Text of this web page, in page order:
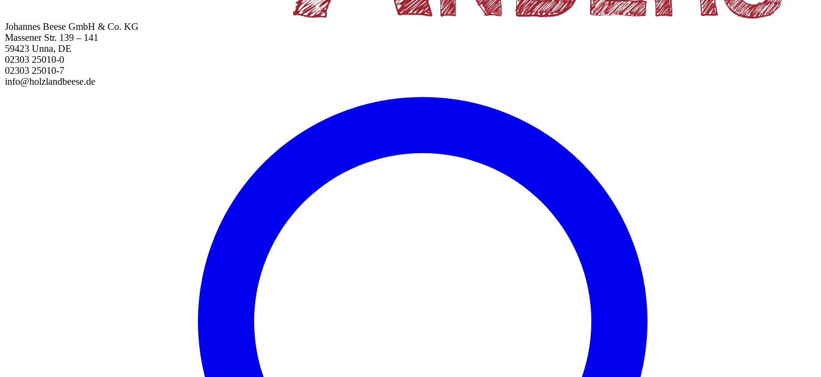
Johannes Beese GmbH & Co. KG
Massener Str. 139 – 141
59423 Unna, DE
02303 25010-0
02303 25010-7
info@holzlandbeese.de